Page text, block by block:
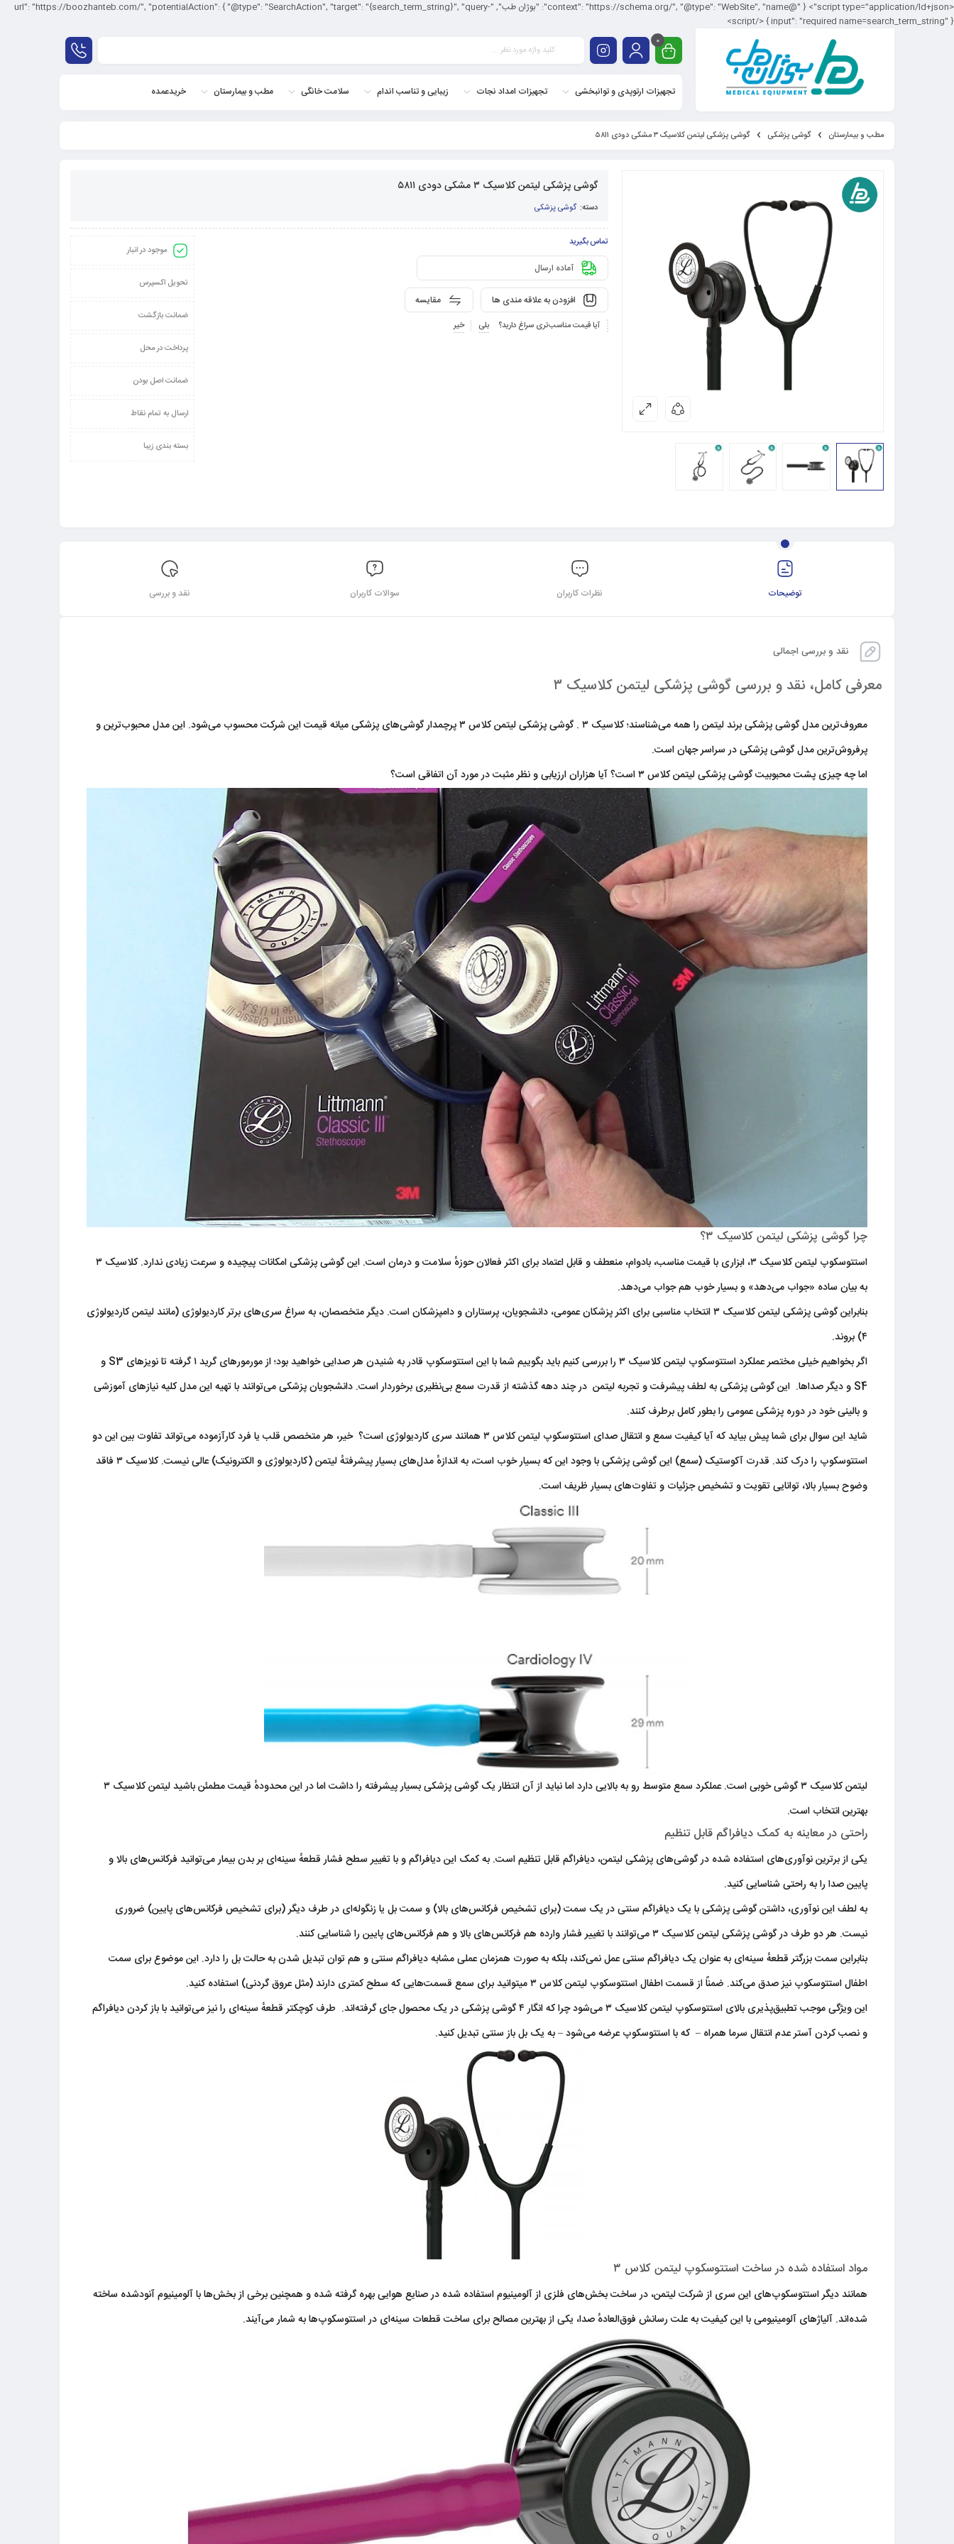
<script type="application/ld+json"> { "@context": "https://schema.org/", "@type": "WebSite", "name": "بوژان طب", "url": "https://boozhanteb.com/", "potentialAction": { "@type": "SearchAction", "target": "{search_term_string}", "query-
input": "required name=search_term_string" } } </script>
0
تجهیزات ارتوپدی و توانبخشی تجهیزات امداد نجات زیبایی و تناسب اندام سلامت خانگی مطب و بیمارستان خریدعمده
مطب و بیمارستان گوشی پزشکی گوشی پزشکی لیتمن کلاسیک ۳ مشکی دودی ۵۸۱۱
گوشی پزشکی لیتمن کلاسیک ۳ مشکی دودی ۵۸۱۱
دسته: گوشی پزشکی
تماس بگیرید
آماده ارسال
مقایسه افزودن به علاقه مندی ها
آیا قیمت مناسب‌تری سراغ دارید؟ بلی خیر
موجود در انبار
تحویل اکسپرس
ضمانت بازگشت
پرداخت در محل
ضمانت اصل بودن
ارسال به تمام نقاط
بسته بندی زیبا
توضیحات نظرات کاربران سوالات کاربران نقد و بررسی
نقد و بررسی اجمالی
معرفی کامل، نقد و بررسی گوشی پزشکی لیتمن کلاسیک ۳
معروف‌ترین مدل گوشی پزشکی برند لیتمن را همه می‌شناسند؛ کلاسیک ۳ . گوشی پزشکی لیتمن کلاس ۳ پرچمدار گوشی‌های پزشکی میانه قیمت این شرکت محسوب می‌شود. این مدل محبوب‌ترین و
پرفروش‌ترین مدل گوشی پزشکی در سراسر جهان است.
اما چه چیزی پشت محبوبیت گوشی پزشکی لیتمن کلاس ۳ است؟ ​آیا هزاران ارزیابی و نظر مثبت در مورد آن اتفاقی است؟
چرا گوشی پزشکی لیتمن کلاسیک ۳؟
استتوسکوپ لیتمن کلاسیک ۳، ابزاری با قیمت مناسب، بادوام، منعطف و قابل اعتماد برای اکثر فعالان حوزهٔ سلامت و درمان است. ​این گوشی پزشکی امکانات پیچیده و سرعت زیادی ندارد. ​کلاسیک ۳
به بیان ساده ​«جواب می‌دهد» و بسیار خوب هم جواب می‌دهد.
بنابراین گوشی پزشکی لیتمن کلاسیک ۳ انتخاب مناسبی برای اکثر
پزشکان عمومی، دانشجویان، پرستاران و دامپزشکاناست. دیگر متخصصان، به سراغ سری‌های برتر کاردیولوژی (مانند لیتمن کاردیولوژی
۴) بروند.
اگر بخواهیم خیلی مختصر عملکرد استتوسکوپ لیتمن کلاسیک ۳ را بررسی کنیم باید بگوییم شما با این استتوسکوپ قادر به شنیدن هر صدایی خواهید بود؛ از مورمورهای گرید ۱ گرفته تا نویزهای S3 و
S4 و دیگر صداها.​ این گوشی پزشکی به لطف پیشرفت و تجربه لیتمن در چند دهه گذشته از قدرت سمع بی‌نظیری برخوردار است. دانشجویان پزشکی می‌توانند با تهیه این مدل کلیه نیاز‌های آموزشی
و بالینی خود در دوره پزشکی عمومی را بطور کامل برطرف کنند.
​شاید این سوال برای شما پیش بیاید که آیا کیفیت سمع و انتقال صدای استتوسکوپ لیتمن کلاس ۳ همانند سری کاردیولوژی است؟​ ​خیر، هر متخصص قلب یا فرد کارآزموده می‌تواند تفاوت بین این دو
استتوسکوپ را درک کند. قدرت ​آکوستیک (سمع) این گوشی پزشکی با وجود این که بسیار خوب است، به اندازهٔ مدل‌های بسیار پیشرفتهٔ لیتمن (کاردیولوژی و الکترونیک) عالی نیست. ​کلاسیک ۳ فاقد
وضوح بسیار بالا، توانایی تقویت و تشخیص جزئیات و تفاوت‌های بسیار ظریف است.​
لیتمن کلاسیک ۳ گوشی خوبی است. ​عملکرد سمع متوسط رو به بالایی دارد اما نباید از آن انتظار یک گوشی پزشکی بسیار پیشرفته را داشت اما در این محدودهٔ قیمت مطمئن باشید لیتمن کلاسیک ۳
بهترین انتخاب است.
راحتی در معاینه به کمک دیافراگم قابل تنظیم
یکی از برترین نوآوری‌های استفاده شده در گوشی‌های پزشکی لیتمن، دیافراگم قابل تنظیم است. ​به کمک این دیافراگم و با تغییر سطح فشار قطعهٔ سینه‌ای بر بدن بیمار می‌توانید فرکانس‌های بالا و
پایین صدا را به راحتی شناسایی کنید.
به لطف این نوآوری، داشتن گوشی پزشکی با یک دیافراگم سنتی در یک سمت (برای تشخیص فرکانس‌های بالا) و سمت بل یا زنگوله‌ای در طرف دیگر (برای تشخیص فرکانس‌های پایین) ضروری
نیست. هر دو طرف در گوشی پزشکی لیتمن کلاسیک ۳ می‌توانند با تغییر فشار وارده هم فرکانس‌های بالا و هم فرکانس‌های پایین را شناسایی کنند.
بنابراین سمت بزرگتر قطعهٔ سینه‌ای به عنوان یک دیافراگم سنتی عمل نمی‌کند، بلکه به صورت همزمان عملی مشابه دیافراگم سنتی و هم توان تبدیل شدن به حالت بل را دارد. ​این موضوع برای سمت
اطفال استتوسکوپ نیز صدق می‌کند. ضمناً از قسمت اطفال استتوسکوپ لیتمن کلاس ۳ میتوانید برای سمع قسمت‌هایی که سطح کمتری دارند (مثل عروق گردنی) استفاده کنید.
​این ویژگی موجب تطبیق‌پذیری بالای استتوسکوپ لیتمن کلاسیک ۳ می‌شود چرا که انگار ۴ گوشی پزشکی در یک محصول جای گرفته‌اند.​ طرف کوچکتر قطعهٔ سینه‌ای را نیز می‌توانید با باز کردن دیافراگم
و نصب کردن آستر عدم انتقال سرما همراه – که با استتوسکوپ عرضه می‌شود – به یک بل باز سنتی تبدیل کنید.
مواد استفاده شده در ساخت استتوسکوپ لیتمن کلاس ۳
همانند دیگر استتوسکوپ‌های این سری از شرکت لیتمن، در ساخت بخش‌های فلزی از آلومینیوم استفاده شده در صنایع هوایی بهره گرفته شده و همچنین برخی از بخش‌ها با آلومینیوم آنودشده ساخته
شده‌اند.​ آلیاژهای آلومینیومی با این کیفیت به علت رسانش فوق‌العادهٔ صدا، یکی از بهترین مصالح برای ساخت قطعات سینه‌ای در استتوسکوپ‌ها به شمار می‌آیند.